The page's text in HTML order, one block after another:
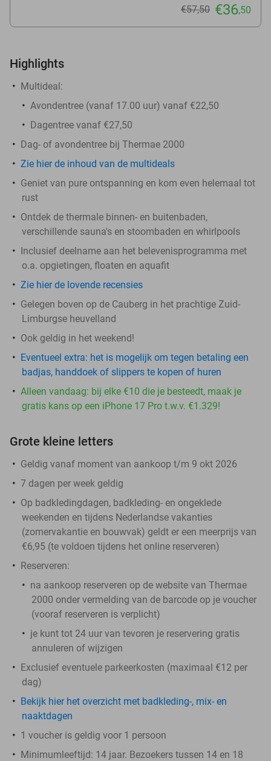
€57,50 €36,50
Highlights
Multideal:
Avondentree (vanaf 17.00 uur) vanaf €22,50
Dagentree vanaf €27,50
Dag- of avondentree bij Thermae 2000
Zie hier de inhoud van de multideals
Geniet van pure ontspanning en kom even helemaal tot
rust
Ontdek de thermale binnen- en buitenbaden,
verschillende sauna's en stoombaden en whirlpools
Inclusief deelname aan het belevenisprogramma met
o.a. opgietingen, floaten en aquafit
Zie hier de lovende recensies
Gelegen boven op de Cauberg in het prachtige Zuid-
Limburgse heuvelland
Ook geldig in het weekend!
Eventueel extra: het is mogelijk om tegen betaling een
badjas, handdoek of slippers te kopen of huren
Alleen vandaag: bij elke €10 die je besteedt, maak je
gratis kans op een iPhone 17 Pro t.w.v. €1.329!
Grote kleine letters
Geldig vanaf moment van aankoop t/m 9 okt 2026
7 dagen per week geldig
Op badkledingdagen, badkleding- en ongeklede
weekenden en tijdens Nederlandse vakanties
(zomervakantie en bouwvak) geldt er een meerprijs van
€6,95 (te voldoen tijdens het online reserveren)
Reserveren:
na aankoop reserveren op de website van Thermae
2000 onder vermelding van de barcode op je voucher
(vooraf reserveren is verplicht)
je kunt tot 24 uur van tevoren je reservering gratis
annuleren of wijzigen
Exclusief eventuele parkeerkosten (maximaal €12 per
dag)
Bekijk hier het overzicht met badkleding-, mix- en
naaktdagen
1 voucher is geldig voor 1 persoon
Minimumleeftijd: 14 jaar. Bezoekers tussen 14 en 18